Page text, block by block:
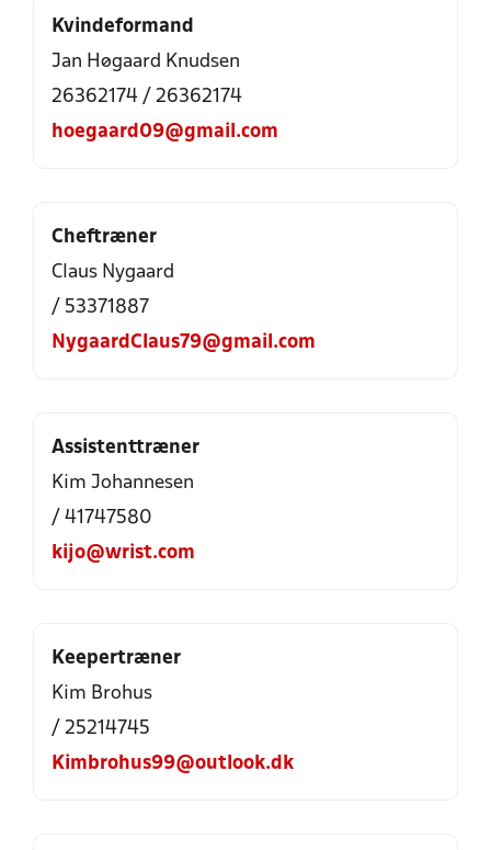
Kvindeformand
Jan Høgaard Knudsen
26362174 / 26362174
hoegaard09@gmail.com
Cheftræner
Claus Nygaard
/ 53371887
NygaardClaus79@gmail.com
Assistenttræner
Kim Johannesen
/ 41747580
kijo@wrist.com
Keepertræner
Kim Brohus
/ 25214745
Kimbrohus99@outlook.dk